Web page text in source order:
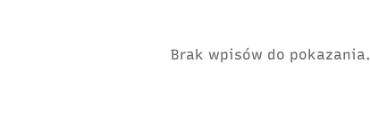
Brak wpisów do pokazania.